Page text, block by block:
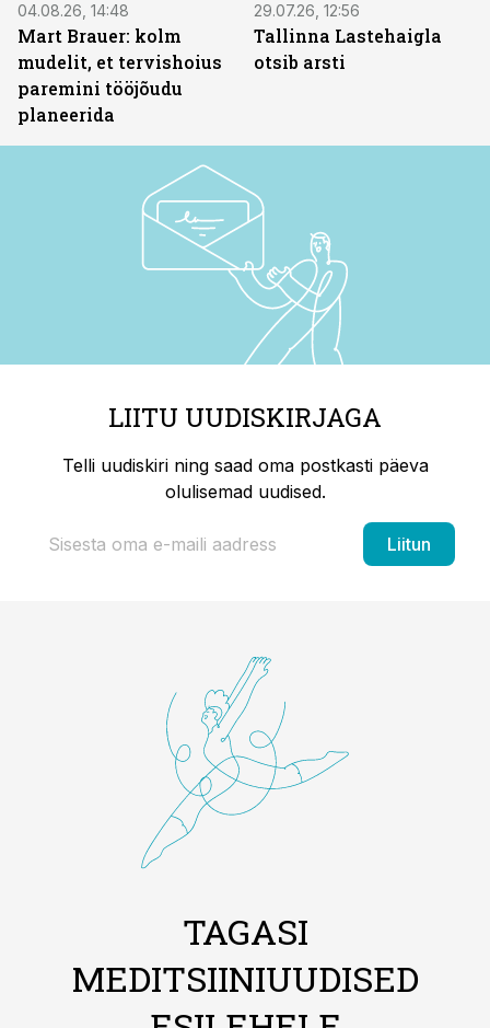
04.08.26, 14:48
Mart Brauer: kolm
mudelit, et tervishoius
paremini tööjõudu
planeerida
29.07.26, 12:56
Tallinna Lastehaigla
otsib arsti
LIITU UUDISKIRJAGA
Telli uudiskiri ning saad oma postkasti päeva
olulisemad uudised.
Liitun
TAGASI
MEDITSIINIUUDISED